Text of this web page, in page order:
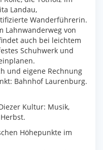
Landau,
Wanderführerin.
Lahnwanderweg von
auch bei leichtem
Schuhwerk und
und eigene Rechnung
Bahnhof Laurenburg.
Kultur: Musik,
Höhepunkte im